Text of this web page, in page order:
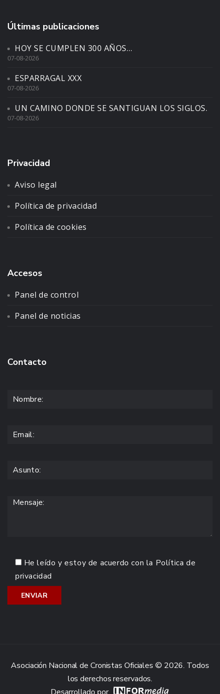
Últimas publicaciones
HOY SE CUMPLEN 300 AÑOS…
07-08-2026
ESPARRAGAL XXX
07-08-2026
UN CAMINO DONDE SE SANTIGUAN LOS SIGLOS.
07-08-2026
Privacidad
Aviso legal
Política de privacidad
Política de cookies
Accesos
Panel de control
Panel de noticias
Contacto
He leído y estoy de acuerdo con la Política de
privacidad
Asociación Nacional de Cronistas Oficiales © 2026. Todos
los derechos reservados.